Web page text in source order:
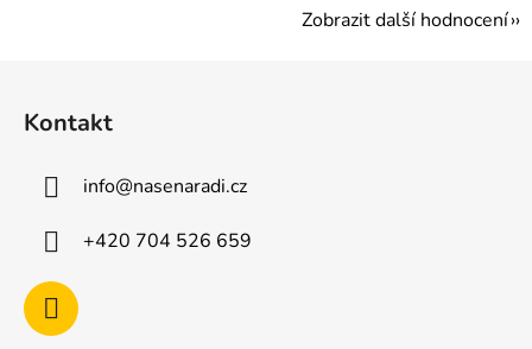
Zobrazit další hodnocení
Kontakt
info@nasenaradi.cz
+420 704 526 659